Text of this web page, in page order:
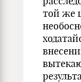
той же